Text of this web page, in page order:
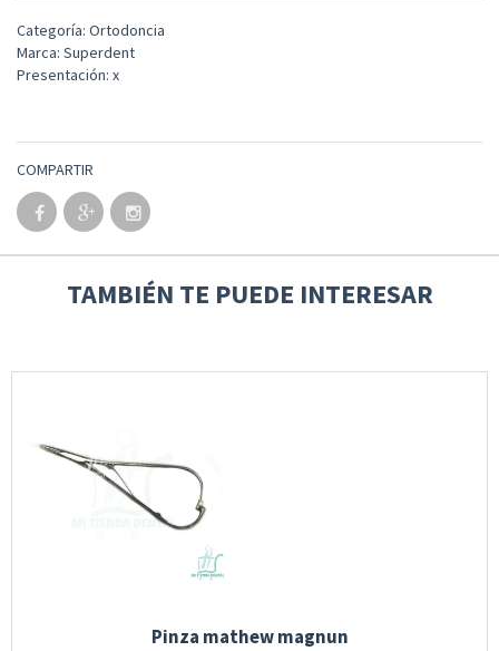
Categoría: Ortodoncia
Marca: Superdent
Presentación: x
COMPARTIR
TAMBIÉN TE PUEDE INTERESAR
Pinza mathew magnun